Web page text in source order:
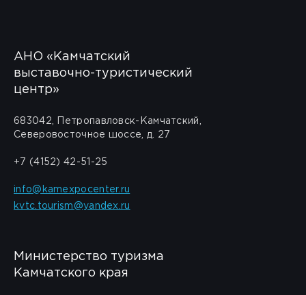
АНО «Камчатский
выставочно-туристический
центр»
683042, Петропавловск-Камчатский,
Северовосточное шоссе, д. 27
+7 (4152) 42-51-25
info@kamexpocenter.ru
kvtc.tourism@yandex.ru
Министерство туризма
Камчатского края